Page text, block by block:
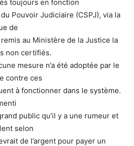
toujours en fonction
Pouvoir Judiciaire (CSPJ), via la
de
au Ministère de la Justice la
non certifiés.
mesure n’a été adoptée par le
contre ces
à fonctionner dans le système.
public qu’il y a une rumeur et
selon
de l’argent pour payer un